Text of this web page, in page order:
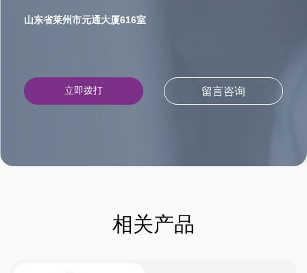
山东省莱州市元通大厦616室
立即拨打 留言咨询
相关产品